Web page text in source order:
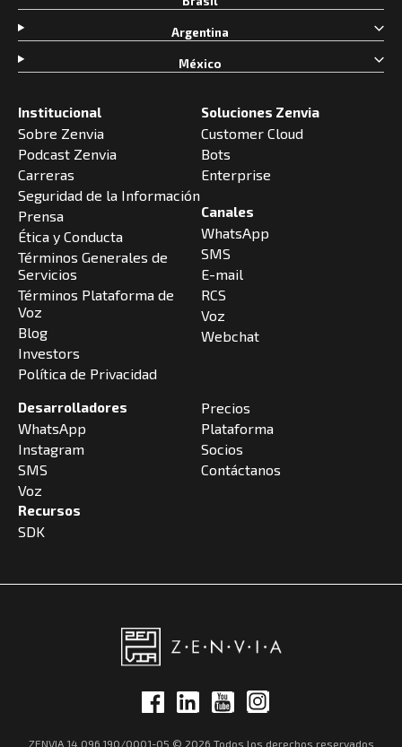
Institucional
Sobre Zenvia
Podcast Zenvia
Carreras
Seguridad de la Información
Prensa
Ética y Conducta
Términos Generales de
Servicios
Términos Plataforma de
Voz
Blog
Investors
Política de Privacidad
Soluciones Zenvia
Customer Cloud
Bots
Enterprise
Canales
WhatsApp
SMS
E-mail
RCS
Voz
Webchat
Desarrolladores
WhatsApp
Instagram
SMS
Voz
Recursos
SDK
Precios
Plataforma
Socios
Contáctanos
Argentina
México
ZENVIA 14.096.190/0001-05 © 2026 Todos los derechos reservados